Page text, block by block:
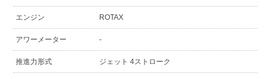
エンジン ROTAX
アワーメーター -
推進力形式 ジェット 4ストローク